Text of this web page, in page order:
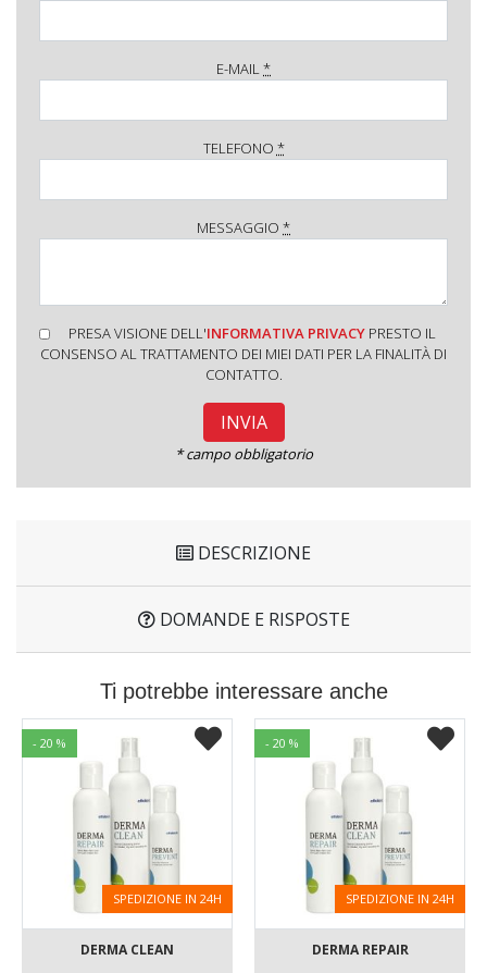
E-MAIL *
TELEFONO *
MESSAGGIO *
PRESA VISIONE DELL'INFORMATIVA PRIVACYPRESTO IL
CONSENSO AL TRATTAMENTO DEI MIEI DATI PER LA FINALITÀ DI
CONTATTO.
* campo obbligatorio
DESCRIZIONE
DOMANDE E RISPOSTE
Ti potrebbe interessare anche
- 20 %
SPEDIZIONE IN 24H
DERMA CLEAN
- 20 %
SPEDIZIONE IN 24H
DERMA REPAIR